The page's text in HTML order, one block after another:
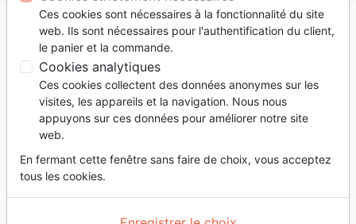
Accueil Livres Famille, couple
Mariage
Petit Jeu de la découverte (Le) - Un jeu pour les
couples qui souhaitent mieux se connaître ou se
redécouvrir
Le Petit Jeu de la découverte
Un jeu pour les couples qui souhaitent
mieux se connaître ou se redécouvrir
Auteur :Stéphanie Talbot
Ces cookies sont nécessaires à la fonctionnalité du site
web. Ils sont nécessaires pour l'authentification du client,
le panier et la commande.
Cookies analytiques
Ces cookies collectent des données anonymes sur les
visites, les appareils et la navigation. Nous nous
appuyons sur ces données pour améliorer notre site
web.
En fermant cette fenêtre sans faire de choix, vous acceptez
tous les cookies.